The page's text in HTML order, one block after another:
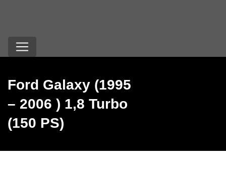
Ford Galaxy (1995
– 2006 ) 1,8 Turbo
(150 PS)